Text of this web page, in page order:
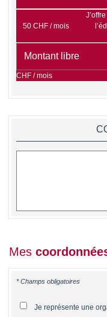
50 CHF / mois
CHF / mois
Mes
* Champs obligatoires
Je représente une